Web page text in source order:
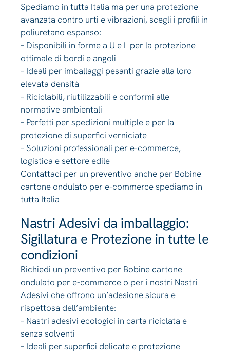
Spediamo in tutta Italia ma per una protezione
avanzata contro urti e vibrazioni, scegli i profili in
poliuretano espanso:
– Disponibili in forme a U e L per la protezione
ottimale di bordi e angoli
– Ideali per imballaggi pesanti grazie alla loro
elevata densità
– Riciclabili, riutilizzabili e conformi alle
normative ambientali
– Perfetti per spedizioni multiple e per la
protezione di superfici verniciate
– Soluzioni professionali per e-commerce,
logistica e settore edile
Contattaci per un preventivo anche per Bobine
cartone ondulato per e-commerce spediamo in
tutta Italia
Nastri Adesivi da imballaggio:
Sigillatura e Protezione in tutte le
condizioni
Richiedi un preventivo per Bobine cartone
ondulato per e-commerce o per i nostri Nastri
Adesivi che offrono un’adesione sicura e
rispettosa dell’ambiente:
– Nastri adesivi ecologici in carta riciclata e
senza solventi
– Ideali per superfici delicate e protezione